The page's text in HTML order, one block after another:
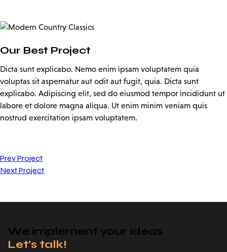
Our Best Project
Dicta sunt explicabo. Nemo enim ipsam voluptatem quia
voluptas sit aspernatur aut odit aut fugit, quia. Dicta sunt
explicabo. Adipiscing elit, sed do eiusmod tempor incididunt ut
labore et dolore magna aliqua. Ut enim minim veniam quis
nostrud exercitation ipsam voluptatem.
Prev Project
Next Project
We implement your ideas​
Let's talk!